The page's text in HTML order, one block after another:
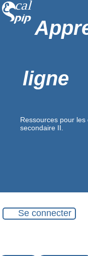
ligne
Ressources pour
secondaire II.
Se connecter